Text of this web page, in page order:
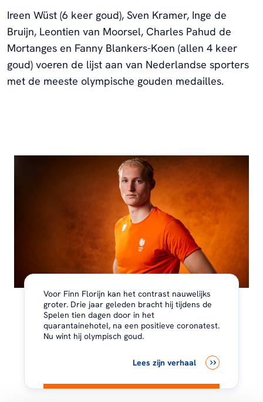
Ireen Wüst (6 keer goud), Sven Kramer, Inge de
Bruijn, Leontien van Moorsel, Charles Pahud de
Mortanges en Fanny Blankers-Koen (allen 4 keer
goud) voeren de lijst aan van Nederlandse sporters
met de meeste olympische gouden medailles.
Voor Finn Florijn kan het contrast nauwelijks
groter. Drie jaar geleden bracht hij tijdens de
Spelen tien dagen door in het
quarantainehotel, na een positieve coronatest.
Nu wint hij olympisch goud.
Lees zijn verhaal